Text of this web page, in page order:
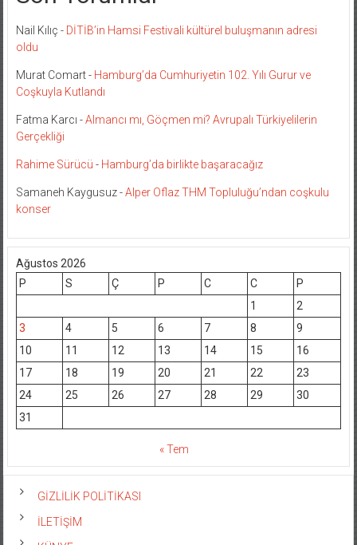
Nail Kılıç - DİTİB’in Hamsi Festivali kültürel buluşmanın adresi
oldu
Murat Comart- Hamburg’da Cumhuriyetin 102. Yılı Gurur ve
Coşkuyla Kutlandı
Fatma Karcı -Almancı mı, Göçmen mi? Avrupalı Türkiyelilerin
Gerçekliği
Rahime Sürücü - Hamburg’da birlikte başaracağız
Samaneh Kaygusuz-Alper Oflaz THM Topluluğu’ndan coşkulu
konser
Ağustos 2026
P
S Ç P C C
P
1
2
3
4 5 6 7 8
9
10
11 12 13 14 15
16
17
18 19 20 21 22
23
24
25 26 27 28 29
30
31
« Tem
GİZLİLİK POLİTİKASI
İLETİŞİM